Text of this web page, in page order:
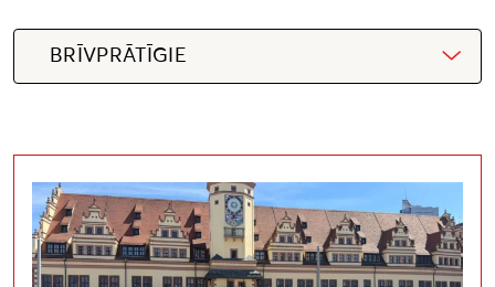
BRĪVPRĀTĪGIE